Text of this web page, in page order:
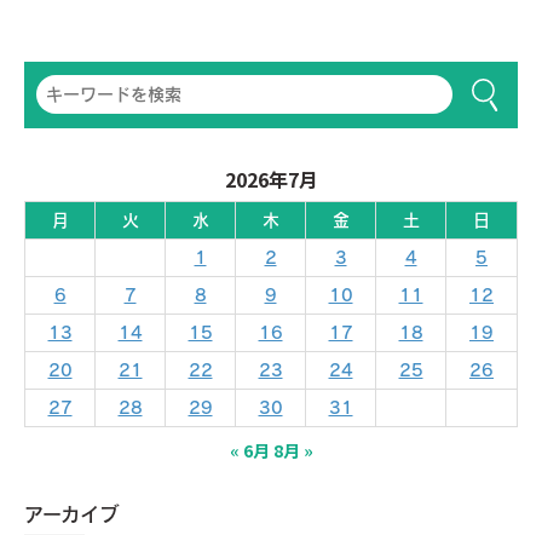
2026年7月
月 火 水 木 金 土 日
1 2 3 4 5
6 7 8 9 10 11 12
13 14 15 16 17 18 19
20 21 22 23 24 25 26
27 28 29 30 31
« 6月 8月 »
アーカイブ